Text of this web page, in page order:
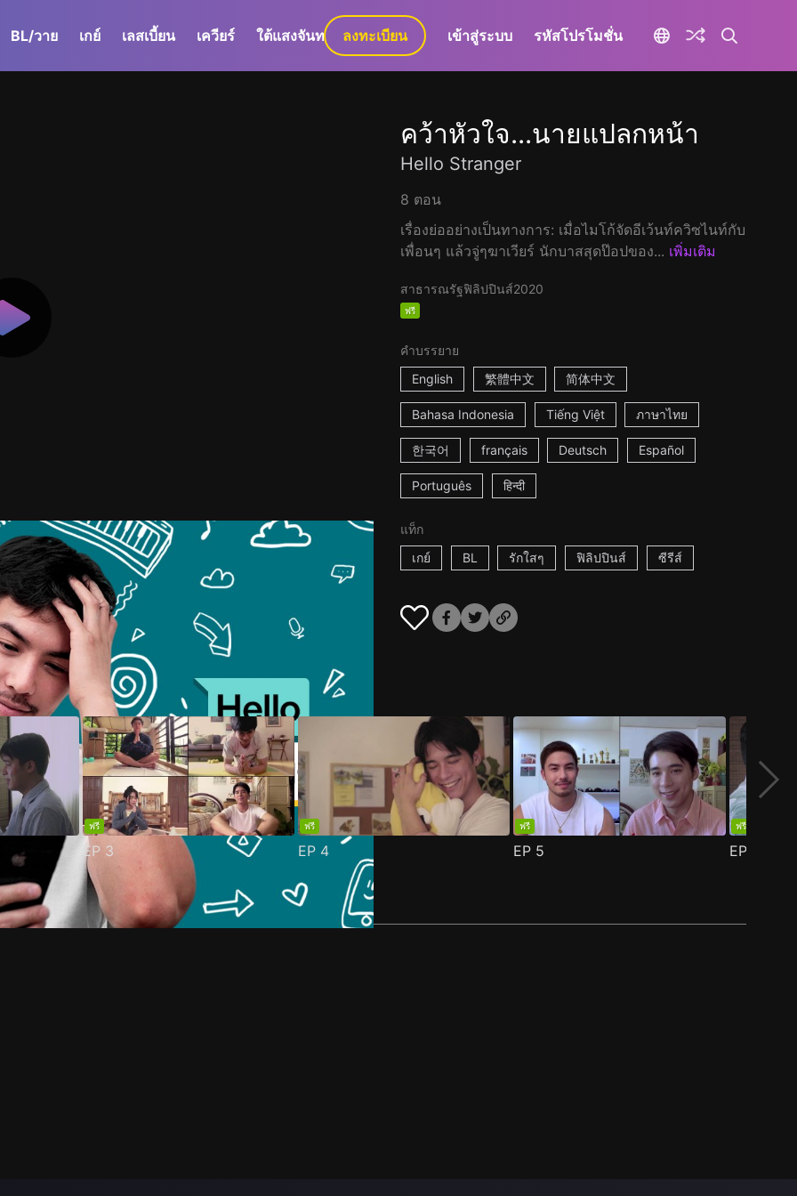
BL/วาย เกย์ เลสเบี้ยน เควียร์ ใต้แสงจันทร์ GaLa+
ลงทะเบียน เข้าสู่ระบบ รหัสโปรโมชั่น
คว้าหัวใจ...นายแปลกหน้า
Hello Stranger
8 ตอน
เรื่องย่ออย่างเป็นทางการ: เมื่อไมโก้จัดอีเว้นท์ควิซไนท์กับ
เพื่อนๆ แล้วจู่ๆฆาเวียร์ นักบาสสุดป๊อปของ... เพิ่มเติม
สาธารณรัฐฟิลิปปินส์2020
ฟรี
คำบรรยาย
English
繁體中文 简体中文
Bahasa Indonesia Tiếng Việt ภาษาไทย
한국어 français Deutsch Español
Português हिन्दी
แท็ก
เกย์
BL รักใสๆ ฟิลิปปินส์ ซีรีส์
ฟรี
EP 3
ฟรี
EP 4
ฟรี
EP 5
ฟรี
EP